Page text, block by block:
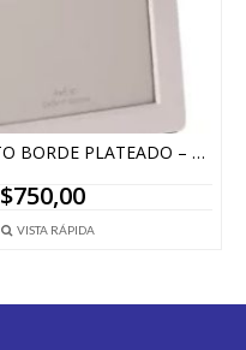
PORTARRETRATO BORDE PLATEADO – 15 X 20 CM
$750,00
VISTA RÁPIDA